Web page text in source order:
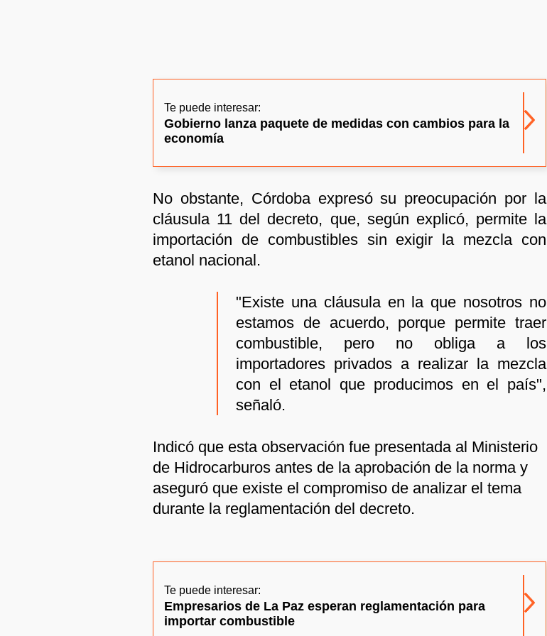
Te puede interesar:
Gobierno lanza paquete de medidas con cambios para la
economía
No obstante, Córdoba expresó su preocupación por la
cláusula 11 del decreto, que, según explicó, permite la
importación de combustibles sin exigir la mezcla con
etanol nacional.
"Existe una cláusula en la que nosotros no
estamos de acuerdo, porque permite traer
combustible, pero no obliga a los
importadores privados a realizar la mezcla
con el etanol que producimos en el país",
señaló.
Indicó que esta observación fue presentada al Ministerio
de Hidrocarburos antes de la aprobación de la norma y
aseguró que existe el compromiso de analizar el tema
durante la reglamentación del decreto.
Te puede interesar:
Empresarios de La Paz esperan reglamentación para
importar combustible